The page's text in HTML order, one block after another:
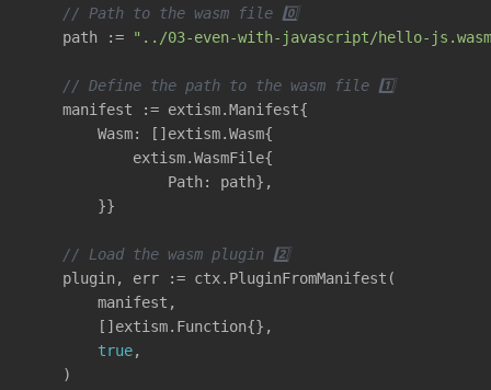
// Path to the wasm file 0️⃣
    path :=
"../03-even-with-javascript/hello-
// Define the path to the wasm file 1️⃣
    manifest := extism.Manifest{
        Wasm: []extism.Wasm{
            extism.WasmFile{
                Path: path},
        }}
// Load the wasm plugin 2️⃣
    plugin, err := ctx.PluginFromManifest(
        manifest,
        []extism.Function{},
true,
    )